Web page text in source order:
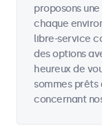
proposons
chaque
libre-service
des options
heureux de
sommes prêts
concernant